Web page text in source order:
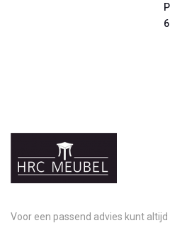
Voor een passend advies kunt